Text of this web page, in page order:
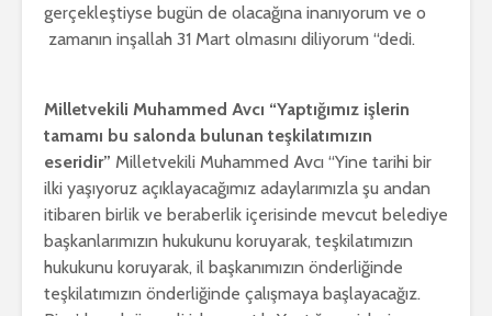
gerçekleştiyse bugün de olacağına inanıyorum ve o
zamanın inşallah 31 Mart olmasını diliyorum “dedi.
Milletvekili Muhammed Avcı “Yaptığımız işlerin
tamamı bu salonda bulunan teşkilatımızın
eseridir” Milletvekili Muhammed Avcı “Yine tarihi bir
ilki yaşıyoruz açıklayacağımız adaylarımızla şu andan
itibaren birlik ve beraberlik içerisinde mevcut belediye
başkanlarımızın hukukunu koruyarak, teşkilatımızın
hukukunu koruyarak, il başkanımızın önderliğinde
teşkilatımızın önderliğinde çalışmaya başlayacağız.